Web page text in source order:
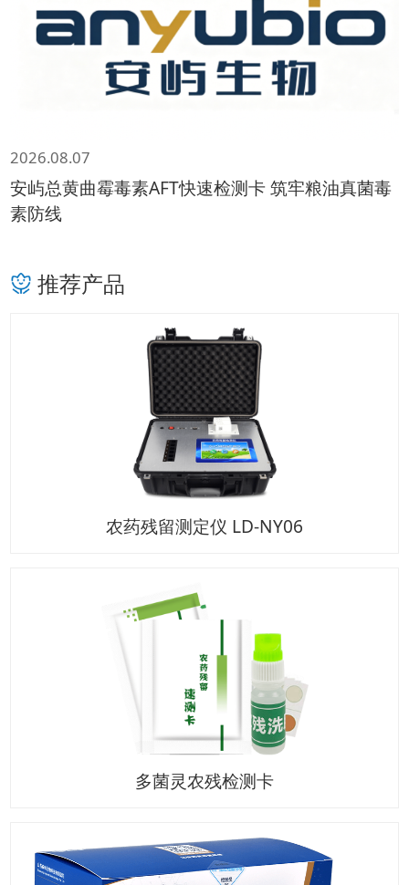
2026.08.07
安屿总黄曲霉毒素AFT快速检测卡 筑牢粮油真菌毒
素防线
推荐产品
农药残留测定仪 LD-NY06
多菌灵农残检测卡